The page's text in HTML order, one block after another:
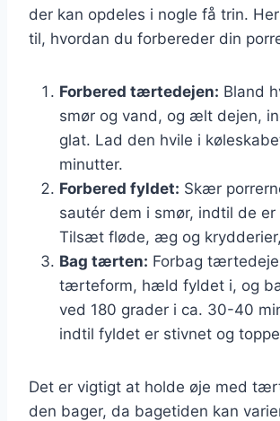
der kan opdeles i nogle få trin.
til, hvordan du forbereder din
Forbered tærtedejen: Bland
smør og vand, og ælt dejen,
glat. Lad den hvile i
minutter.
Forbered fyldet: Skær
sautér dem i smør, indtil de er
Tilsæt fløde, æg og
Bag tærten: Forbag
tærteform, hæld fyldet i, og
ved 180 grader i ca. 30-40
indtil fyldet er stivnet og
Det er vigtigt at holde øje med
den bager, da bagetiden kan